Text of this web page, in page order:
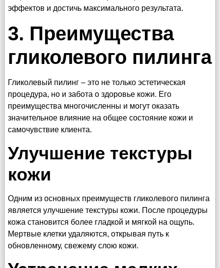
эффектов и достичь максимального результата.
3. Преимущества
гликолевого пилинга
Гликолевый пилинг – это не только эстетическая
процедура, но и забота о здоровье кожи. Его
преимущества многочисленны и могут оказать
значительное влияние на общее состояние кожи и
самочувствие клиента.
Улучшение текстуры
кожи
Одним из основных преимуществ гликолевого пилинга
является улучшение текстуры кожи. После процедуры
кожа становится более гладкой и мягкой на ощупь.
Мертвые клетки удаляются, открывая путь к
обновленному, свежему слою кожи.